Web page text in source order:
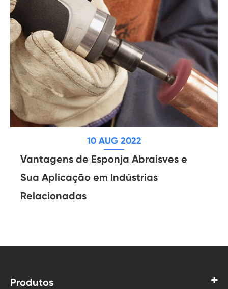
10 AUG 2022
Vantagens de Esponja Abraisves e
Sua Aplicação em Indústrias
Relacionadas
Produtos